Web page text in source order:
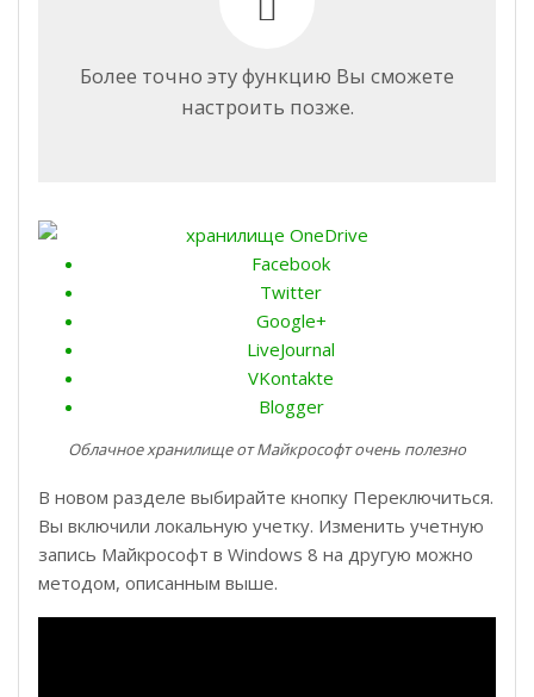
Более точно эту функцию Вы сможете
настроить позже.
Facebook
Twitter
Google+
LiveJournal
VKontakte
Blogger
Облачное хранилище от Майкрософт очень полезно
В новом разделе выбирайте кнопку Переключиться.
Вы включили локальную учетку. Изменить учетную
запись Майкрософт в Windows 8 на другую можно
методом, описанным выше.